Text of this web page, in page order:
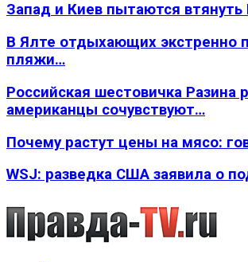
Запад и Киев пытаются втянуть
В Ялте отдыхающих экстренно
пляжи…
Российская шестовичка Разина
американцы сочувствуют…
Почему растут цены на мясо:
WSJ: разведка США заявила о